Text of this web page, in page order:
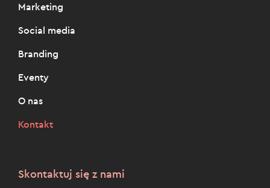
Marketing
Social media
Branding
Eventy
O nas
Kontakt
Skontaktuj się z nami